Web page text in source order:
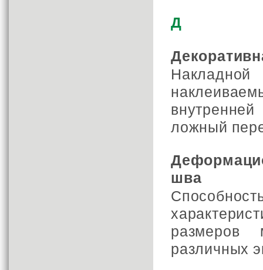
Д
ложный
шва
размеров
различных